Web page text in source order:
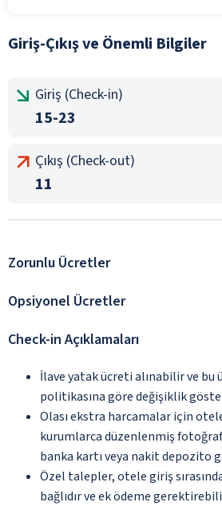
Giriş-Çıkış ve Önemli Bilgiler
Giriş (Check-in)
15-23
Çıkış (Check-out)
11
Zorunlu Ücretler
Opsiyonel Ücretler
Check-in Açıklamaları
İlave yatak ücreti alınabilir ve bu
politikasına göre değişiklik
Olası ekstra harcamalar için
kurumlarca düzenlenmiş
banka kartı veya nakit depozito
Özel talepler, otele giriş
bağlıdır ve ek ödeme